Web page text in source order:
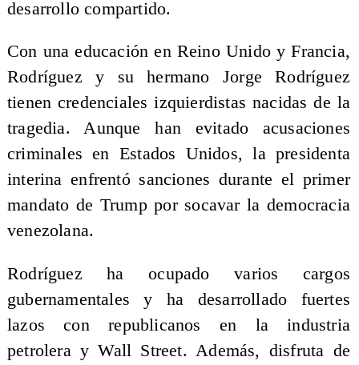
desarrollo compartido.
Con una educación en Reino Unido y Francia,
Rodríguez y su hermano Jorge Rodríguez
tienen credenciales izquierdistas nacidas de la
tragedia. Aunque han evitado acusaciones
criminales en Estados Unidos, la presidenta
interina enfrentó sanciones durante el primer
mandato de Trump por socavar la democracia
venezolana.
Rodríguez ha ocupado varios cargos
gubernamentales y ha desarrollado fuertes
lazos con republicanos en la industria
petrolera y Wall Street. Además, disfruta de